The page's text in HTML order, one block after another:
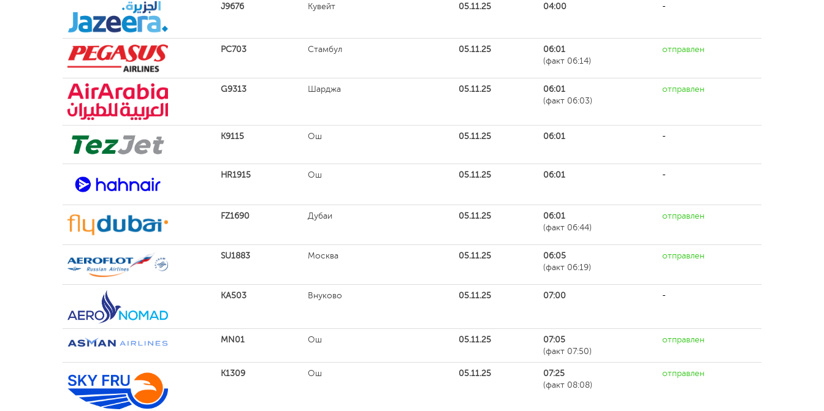
J9676 Кувейт 05.11.25 04:00 -
PC703 Стамбул 05.11.25
06:01
(факт 06:14)
отправлен
G9313 Шарджа 05.11.25
06:01
(факт 06:03)
отправлен
K9115 Ош 05.11.25 06:01 -
HR1915 Ош 05.11.25 06:01 -
FZ1690 Дубаи 05.11.25
06:01
(факт 06:44)
отправлен
SU1883 Москва 05.11.25
06:05
(факт 06:19)
отправлен
KA503 Внуково 05.11.25 07:00 -
MN01 Ош 05.11.25
07:05
(факт 07:50)
отправлен
K1309 Ош 05.11.25
07:25
(факт 08:08)
отправлен